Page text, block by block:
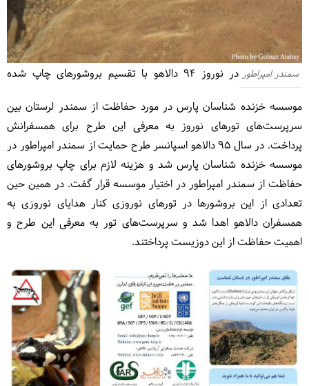
سمندر امپراطور
در نوروز ۹۴ دالاهو با تقسیم بروشورهای چاپ شده
موسسه خزنده شناسان پارس در مورد حفاظت از سمندر لرستان بین
سرپرست‌های تورهای نوروز به معرفی این طرح برای همسفرانش
پرداخت. در سال ۹۵ دالاهو اسپانسر طرح حمایت از سمندر امپراطور در
موسسه خزنده شناسان پارس شد و هزینه لازم برای چاپ بروشورهای
حفاظت از سمندر امپراطور در اختیار موسسه قرار گفت. در همین حین
تعدادی از این بروشورها در تورهای نوروزی کنار هدایای نوروزی به
همسفران دالاهو اهدا شد و سرپرست‌های تور به معرفی این طرح و
اهمیت حفاظت از این دوزیست پرداختند.